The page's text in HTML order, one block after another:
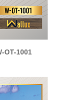
OT-1001